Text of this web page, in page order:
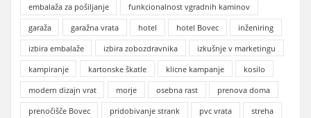
embalaža za pošiljanje
funkcionalnost vgradnih kaminov
garaža
garažna vrata hotel hotel Bovec
inženiring
izbira embalaže
izbira zobozdravnika
izkušnje v marketingu
kampiranje
kartonske škatle klicne kampanje
kosilo
modern dizajn vrat
morje osebna rast
prenova doma
prenočišče Bovec
pridobivanje strank pvc vrata
streha